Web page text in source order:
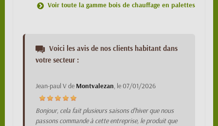
Voir toute la gamme bois de chauffage en palettes
Voici les avis de nos clients habitant dans
votre secteur :
Jean-paul Vde Montvalezan, le07/01/2026
Bonjour, cela fait plusieurs saisons d'hiver que nous
passons commande à cette entreprise, le produit que